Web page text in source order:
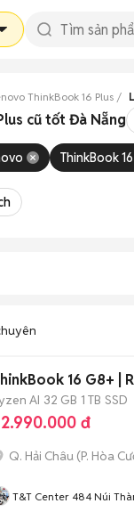
ThinkBook 16 Plus
cũ tốt Đà Nẵng
ThinkBook
16 G8+ |
AI 32 GB 1 TB SSD
đ
Q. Hải Châu (P. Hòa
T&T Center 484 Núi